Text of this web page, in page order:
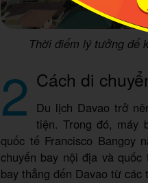
Thời điểm lý tưởng để
2 Cách di
Du lịch Davao trở
tiện. Trong đó, máy
quốc tế Francisco Bangoy
chuyến bay nội địa và
bay thẳng đến Davao từ